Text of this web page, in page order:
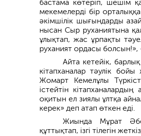
бастама көтеріп, шешім
мекемелерді бір
әкімшілік шығындарды
нысан Сыр руханиятына
ұлықтап, жас ұрпақты
руханият ордасы болсын!»,
Айта кетейік,
кітапханалар тәулік
Жомарт Кемелұлы
істейтін
оқитын ел зиялы ұлтқа
керек» деп атап өткен еді.
Жиында Мұрат
құттықтап, ізгі тілегін